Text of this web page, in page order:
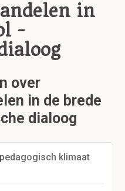
in
-
over
in de brede
dialoog
klimaat